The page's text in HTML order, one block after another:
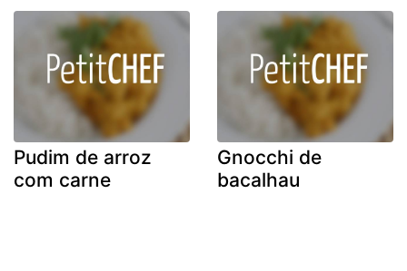
Pudim de arroz
com carne
Gnocchi de
bacalhau